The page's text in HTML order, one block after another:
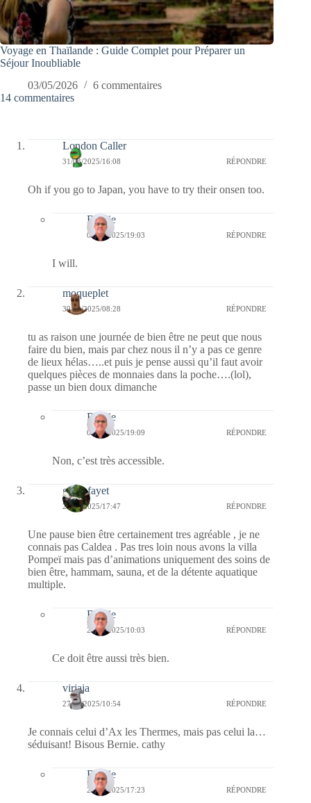
Voyage en Thaïlande : Guide Complet pour Préparer un
Séjour Inoubliable
03/05/2026
6 commentaires
14 commentaires
London Caller
31/03/2025/16:08 RÉPONDRE
Oh if you go to Japan, you have to try their onsen too.
Bernie
01/04/2025/19:03 RÉPONDRE
I will.
moqueplet
30/03/2025/08:28 RÉPONDRE
tu as raison une journée de bien être ne peut que nous
faire du bien, mais par chez nous il n’y a pas ce genre
de lieux hélas…..et puis je pense aussi qu’il faut avoir
quelques pièces de monnaies dans la poche….(lol),
passe un bien doux dimanche
Bernie
01/04/2025/19:09 RÉPONDRE
Non, c’est très accessible.
giselefayet
27/03/2025/17:47 RÉPONDRE
Une pause bien être certainement tres agréable , je ne
connais pas Caldea . Pas tres loin nous avons la villa
Pompeï mais pas d’animations uniquement des soins de
bien être, hammam, sauna, et de la détente aquatique
multiple.
Bernie
28/03/2025/10:03 RÉPONDRE
Ce doit être aussi très bien.
virjaja
27/03/2025/10:54 RÉPONDRE
Je connais celui d’Ax les Thermes, mais pas celui la…
séduisant! Bisous Bernie. cathy
Bernie
27/03/2025/17:23 RÉPONDRE